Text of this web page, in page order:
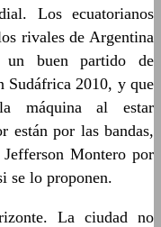
Los ecuatorianos
rivales de Argentina
un buen partido de
Sudáfrica 2010, y que
máquina al estar
están por las bandas,
Montero por
se lo proponen.
La ciudad no